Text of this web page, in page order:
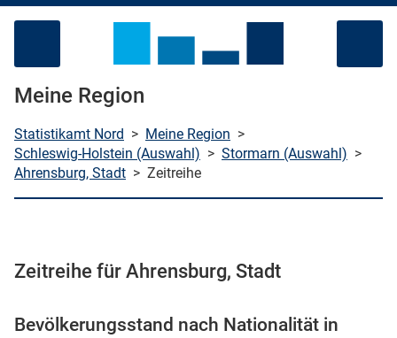
Meine Region
Statistikamt Nord > Meine Region >
Schleswig-Holstein (Auswahl) > Stormarn (Auswahl) >
Ahrensburg, Stadt > Zeitreihe
Zeitreihe für Ahrensburg, Stadt
Bevölkerungsstand nach Nationalität in